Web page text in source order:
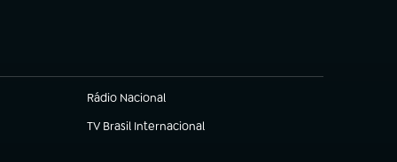
Rádio Nacional
TV Brasil Internacional
(abre em nova aba)